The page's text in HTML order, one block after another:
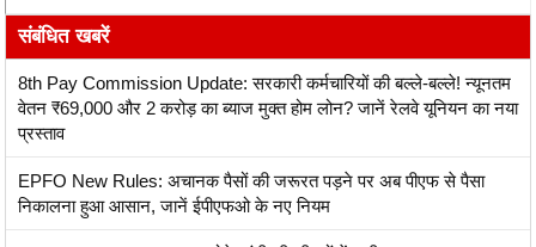
संबंधित खबरें
8th Pay Commission Update: सरकारी कर्मचारियों की बल्ले-बल्ले! न्यूनतम
वेतन ₹69,000 और 2 करोड़ का ब्याज मुक्त होम लोन? जानें रेलवे यूनियन का नया
प्रस्ताव
EPFO New Rules: अचानक पैसों की जरूरत पड़ने पर अब पीएफ से पैसा
निकालना हुआ आसान, जानें ईपीएफओ के नए नियम